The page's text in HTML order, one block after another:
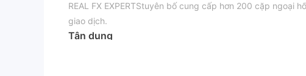
REAL FX EXPERTStuyên bố cung cấp hơn 200 cặp ngoại
giao dịch.
Tận dụng